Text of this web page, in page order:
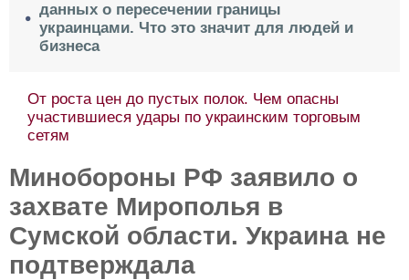
данных о пересечении границы
украинцами. Что это значит для людей и
бизнеса
От роста цен до пустых полок. Чем опасны
участившиеся удары по украинским торговым
сетям
Минобороны РФ заявило о
захвате Мирополья в
Сумской области. Украина не
подтверждала